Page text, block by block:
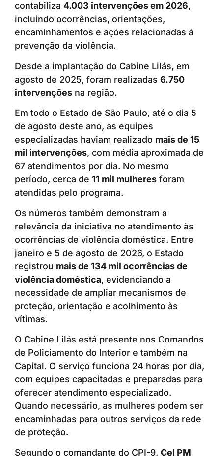
contabiliza 4.003 intervenções em 2026,
incluindo ocorrências, orientações,
encaminhamentos e ações relacionadas à
prevenção da violência.
Desde a implantação do Cabine Lilás, em
agosto de 2025, foram realizadas 6.750
intervenções na região.
Em todo o Estado de São Paulo, até o dia 5
de agosto deste ano, as equipes
especializadas haviam realizado mais de 15
mil intervenções, com média aproximada de
67 atendimentos por dia. No mesmo
período, cerca de 11 mil mulheres foram
atendidas pelo programa.
Os números também demonstram a
relevância da iniciativa no atendimento às
ocorrências de violência doméstica. Entre
janeiro e 5 de agosto de 2026, o Estado
registrou mais de 134 mil ocorrências de
violência doméstica, evidenciando a
necessidade de ampliar mecanismos de
proteção, orientação e acolhimento às
vítimas.
O Cabine Lilás está presente nos Comandos
de Policiamento do Interior e também na
Capital. O serviço funciona 24 horas por dia,
com equipes capacitadas e preparadas para
oferecer atendimento especializado.
Quando necessário, as mulheres podem ser
encaminhadas para outros serviços da rede
de proteção.
Segundo o comandante do CPI-9, Cel PM